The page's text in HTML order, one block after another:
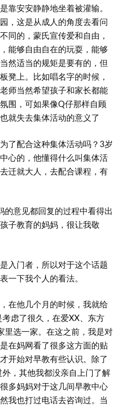
靠安安静静地坐着被灌输。
，这是从成人的角度去看问
同的，蒙氏宣传爱和自由，
能够自由自在的玩耍，能够
然适当的规矩是要有的，但
凳上。比如唱名字的时候，
师当然希望孩子和家长都能
围，可如果像Q仔那样自顾
就失去集体活动的意义了
了配合这种集体活动吗？3岁
心的，他懂得什么叫集体活
迁就大人，去配合课程，有
的意见都回复的过程中看得出
子教育的妈妈，很让我敬
入门者，所以对于这个话题
一下我个人的看法。
在他几个月的时候，我就给
虑了很久，在爱XX、东方
里选一家。在这之前，我是对
在妈网看了很多这方面的贴
开始对早教有些认识。除了
，其他我都没亲自上门了解
多妈妈对于这几间早教中心
我也打过电话去咨询过。当